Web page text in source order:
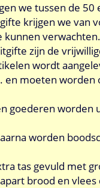
we tussen de 50
krijgen we van
kunnen
zijn de
wordt
en moeten
goederen worden
worden
tas gevuld met
brood en